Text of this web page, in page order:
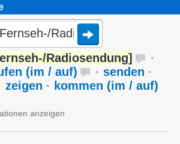
Radiosendung]
·
(im / auf) · senden ·
zeigen · kommen (im / auf)
anzeigen